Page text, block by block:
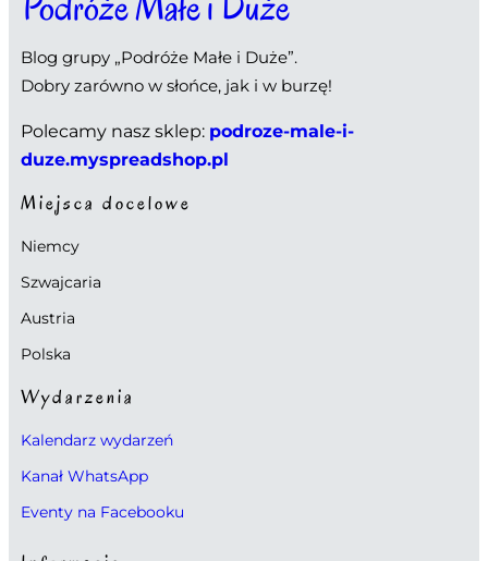
Blog grupy „Podróże Małe i Duże”.
Dobry zarówno w słońce, jak i w burzę!
Polecamy nasz sklep: podroze-male-i-
duze.myspreadshop.pl
Miejsca docelowe
Niemcy
Szwajcaria
Austria
Polska
Wydarzenia
Kalendarz wydarzeń
Kanał WhatsApp
Eventy na Facebooku